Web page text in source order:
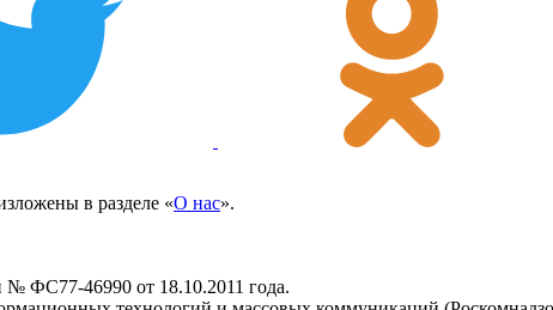
в разделе «О нас».
№ ФС77-46990 от 18.10.2011 года.